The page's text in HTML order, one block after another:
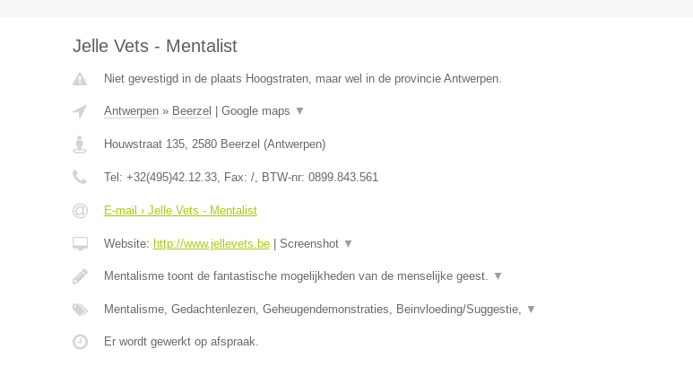
Jelle Vets - Mentalist
Niet gevestigd in de plaats Hoogstraten, maar wel in de provincie Antwerpen.
Antwerpen» Beerzel Google maps ▼
Houwstraat 135, 2580 Beerzel (Antwerpen)
Tel: +32(495)42.12.33, Fax: /, BTW-nr: 0899.843.561
E-mail › Jelle Vets - Mentalist
Website: http://www.jellevets.be| Screenshot ▼
Mentalisme toont de fantastische mogelijkheden van de menselijke geest. ▼
Mentalisme, Gedachtenlezen, Geheugendemonstraties, Beinvloeding/Suggestie, ▼
Er wordt gewerkt op afspraak.